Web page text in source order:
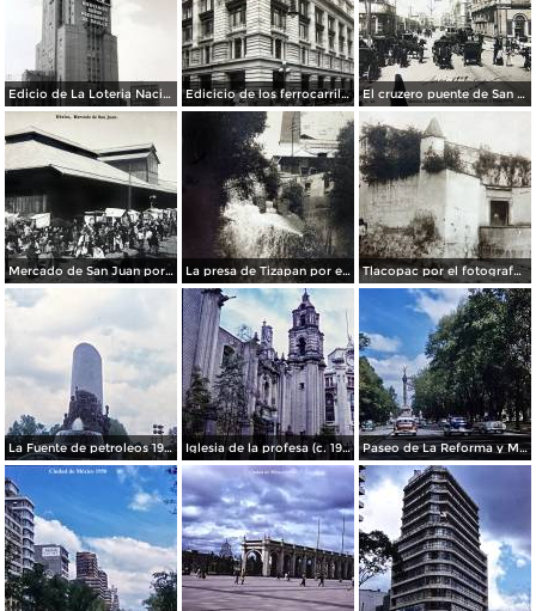
Edicio de La Loteria Nacional Ciudad de México Abril de 1964 Edicicio de los ferrocarriles. El cruzero puente de San Francisco y Guardiola por el fotografo Felix Miret.
Mercado de San Juan por el fotografo Felix Miret La presa de Tizapan por el fotografo Fernando Kososky. ( Circulada el 22 de Diembre de 1910 ). Tlacopac por el fotografo Hugo Brehme.
La Fuente de petroleos 1950. Iglesia de la profesa (c. 1950) Paseo de La Reforma y Mto a La Independencia 1950